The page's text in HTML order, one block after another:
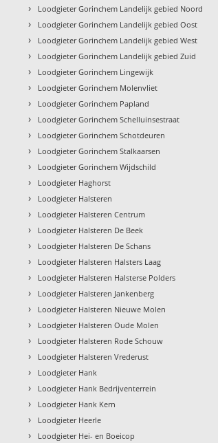
› Loodgieter Gorinchem Landelijk gebied Noord
› Loodgieter Gorinchem Landelijk gebied Oost
› Loodgieter Gorinchem Landelijk gebied West
› Loodgieter Gorinchem Landelijk gebied Zuid
› Loodgieter Gorinchem Lingewijk
› Loodgieter Gorinchem Molenvliet
› Loodgieter Gorinchem Papland
› Loodgieter Gorinchem Schelluinsestraat
› Loodgieter Gorinchem Schotdeuren
› Loodgieter Gorinchem Stalkaarsen
› Loodgieter Gorinchem Wijdschild
› Loodgieter Haghorst
› Loodgieter Halsteren
› Loodgieter Halsteren Centrum
› Loodgieter Halsteren De Beek
› Loodgieter Halsteren De Schans
› Loodgieter Halsteren Halsters Laag
› Loodgieter Halsteren Halsterse Polders
› Loodgieter Halsteren Jankenberg
› Loodgieter Halsteren Nieuwe Molen
› Loodgieter Halsteren Oude Molen
› Loodgieter Halsteren Rode Schouw
› Loodgieter Halsteren Vrederust
› Loodgieter Hank
› Loodgieter Hank Bedrijventerrein
› Loodgieter Hank Kern
› Loodgieter Heerle
› Loodgieter Hei- en Boeicop